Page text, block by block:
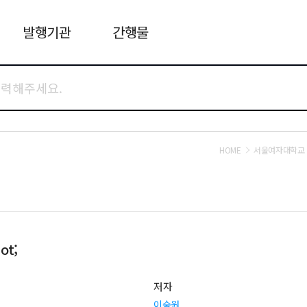
발행기관 간행물
HOME 서울여자대학
저자